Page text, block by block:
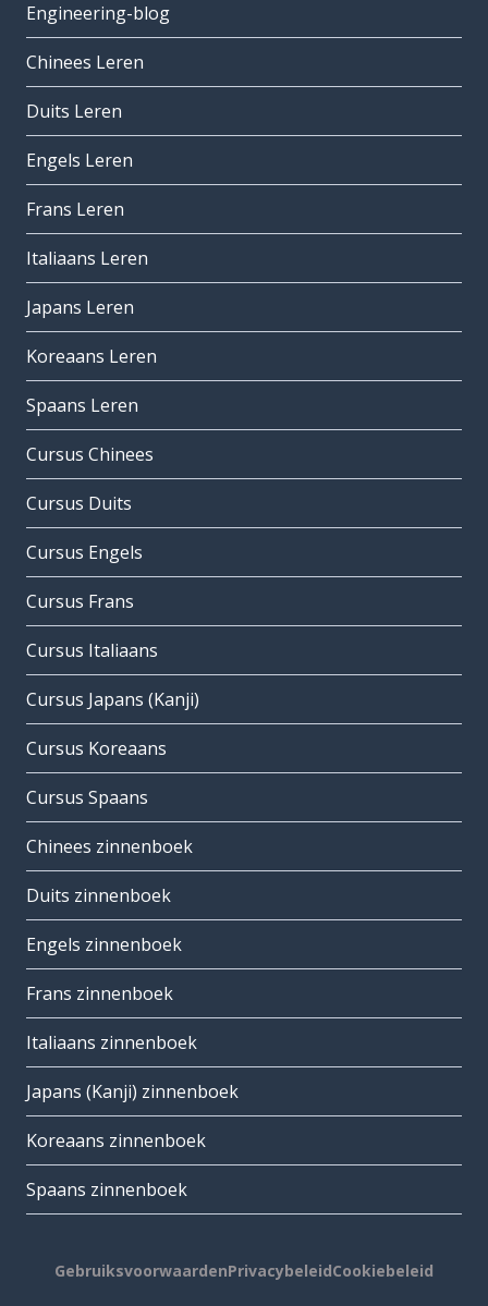
Engineering-blog
Chinees Leren
Duits Leren
Engels Leren
Frans Leren
Italiaans Leren
Japans Leren
Koreaans Leren
Spaans Leren
Cursus Chinees
Cursus Duits
Cursus Engels
Cursus Frans
Cursus Italiaans
Cursus Japans (Kanji)
Cursus Koreaans
Cursus Spaans
Chinees zinnenboek
Duits zinnenboek
Engels zinnenboek
Frans zinnenboek
Italiaans zinnenboek
Japans (Kanji) zinnenboek
Koreaans zinnenboek
Spaans zinnenboek
GebruiksvoorwaardenPrivacybeleidCookiebeleid